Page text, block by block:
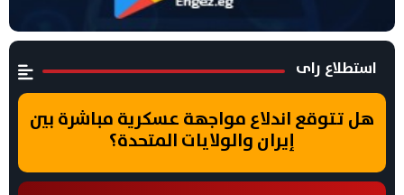
استطلاع راى
هل تتوقع اندلاع مواجهة عسكرية مباشرة بين
إيران والولايات المتحدة؟